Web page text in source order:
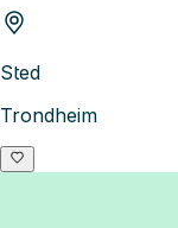
Sted
Trondheim